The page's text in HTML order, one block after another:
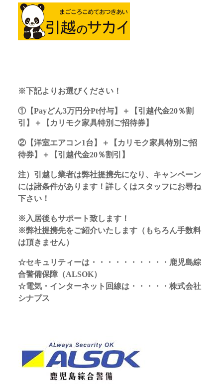
※下記よりお選びください！
①【Payどん3万円分Pt付与】＋【引越代金20％割
引】＋【カリモク家具特別ご招待券】
②【洋室エアコン1台】＋【カリモク家具特別ご招
待券】＋【引越代金20％割引】
注）引越し業者は弊社提携先になり、キャンペーン
には諸条件があります！詳しくはスタッフにお尋ね
下さい！
※入居後もサポート致します！
※弊社提携先をご紹介いたします（もちろん手数料
は頂きません）
☆セキュリティーは・・・・・・・・・・鹿児島綜
合警備保障（ALSOK）
☆電気・インターネット回線は・・・・・株式会社
シナプス